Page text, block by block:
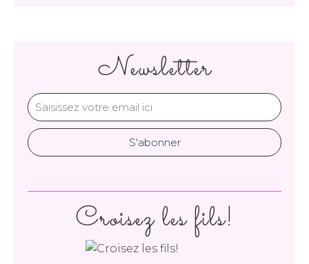
Newsletter
Croisez les fils!